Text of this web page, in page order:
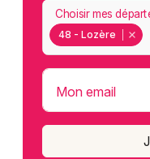
48 - Lozère
Choisir mes
Mon email